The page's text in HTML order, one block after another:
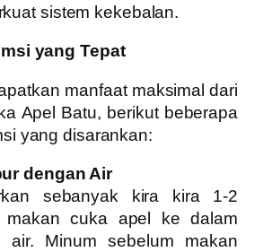
sistem kekebalan.
yang Tepat
manfaat maksimal dari
Apel Batu, berikut beberapa
yang disarankan:
dengan Air
sebanyak kira kira 1-2
makan cuka apel ke dalam
air. Minum sebelum makan